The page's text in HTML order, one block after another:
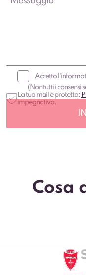
Accetto
(Non tutti i consensi
La tua mail è protetta:
impegnativa.
Cosa